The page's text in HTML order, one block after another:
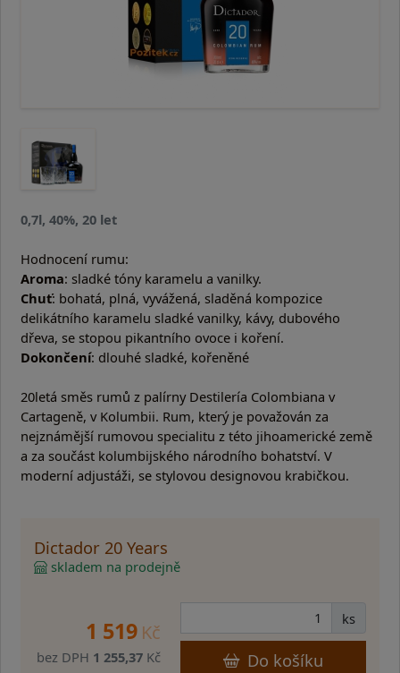
0,7l, 40%, 20 let
Hodnocení rumu:
Aroma: sladké tóny karamelu a vanilky.
Chuť: bohatá, plná, vyvážená, sladěná kompozice
delikátního karamelu sladké vanilky, kávy, dubového
dřeva, se stopou pikantního ovoce i koření.
Dokončení: dlouhé sladké, kořeněné
20letá směs rumů z palírny Destilería Colombiana v
Cartageně, v Kolumbii. Rum, který je považován za
nejznámější rumovou specialitu z této jihoamerické země
a za součást kolumbijského národního bohatství. V
moderní adjustáži, se stylovou designovou krabičkou.
Dictador 20 Years
skladem na prodejně
1 519 Kč
bez DPH 1 255,37 Kč
ks
Do košíku